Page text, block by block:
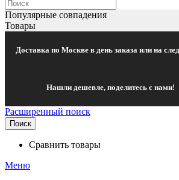
Популярные совпадения
Товары
Доставка по Москве в день заказа или на
Нашли дешевле, поделитесь с нами!
Расширенный поиск
Поиск
Сравнить товары
Меню